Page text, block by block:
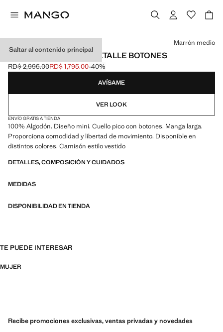
Saltar al contenido principal
CAMISÓN ALGODÓN DETALLE BOTONES
Precio inicial tachado [RD$ 2,995.00 ]
RD$ 2,995.00
Precio actual [RD$ 1,795.00 ]
RD$ 1,795.00-40%
Selecciona un color
Marrón medio
AVÍSAME
VER LOOK
ENVÍO GRATIS A TIENDA
100% Algodón. Diseño mini. Cuello pico con botones. Manga larga.
Proporciona comodidad y libertad de movimiento. Disponible en
distintos colores. Camisón estilo vestido
DETALLES, COMPOSICIÓN Y CUIDADOS
MEDIDAS
DISPONIBILIDAD EN TIENDA
TE PUEDE INTERESAR
MUJER
Recibe promociones exclusivas, ventas privadas y novedades